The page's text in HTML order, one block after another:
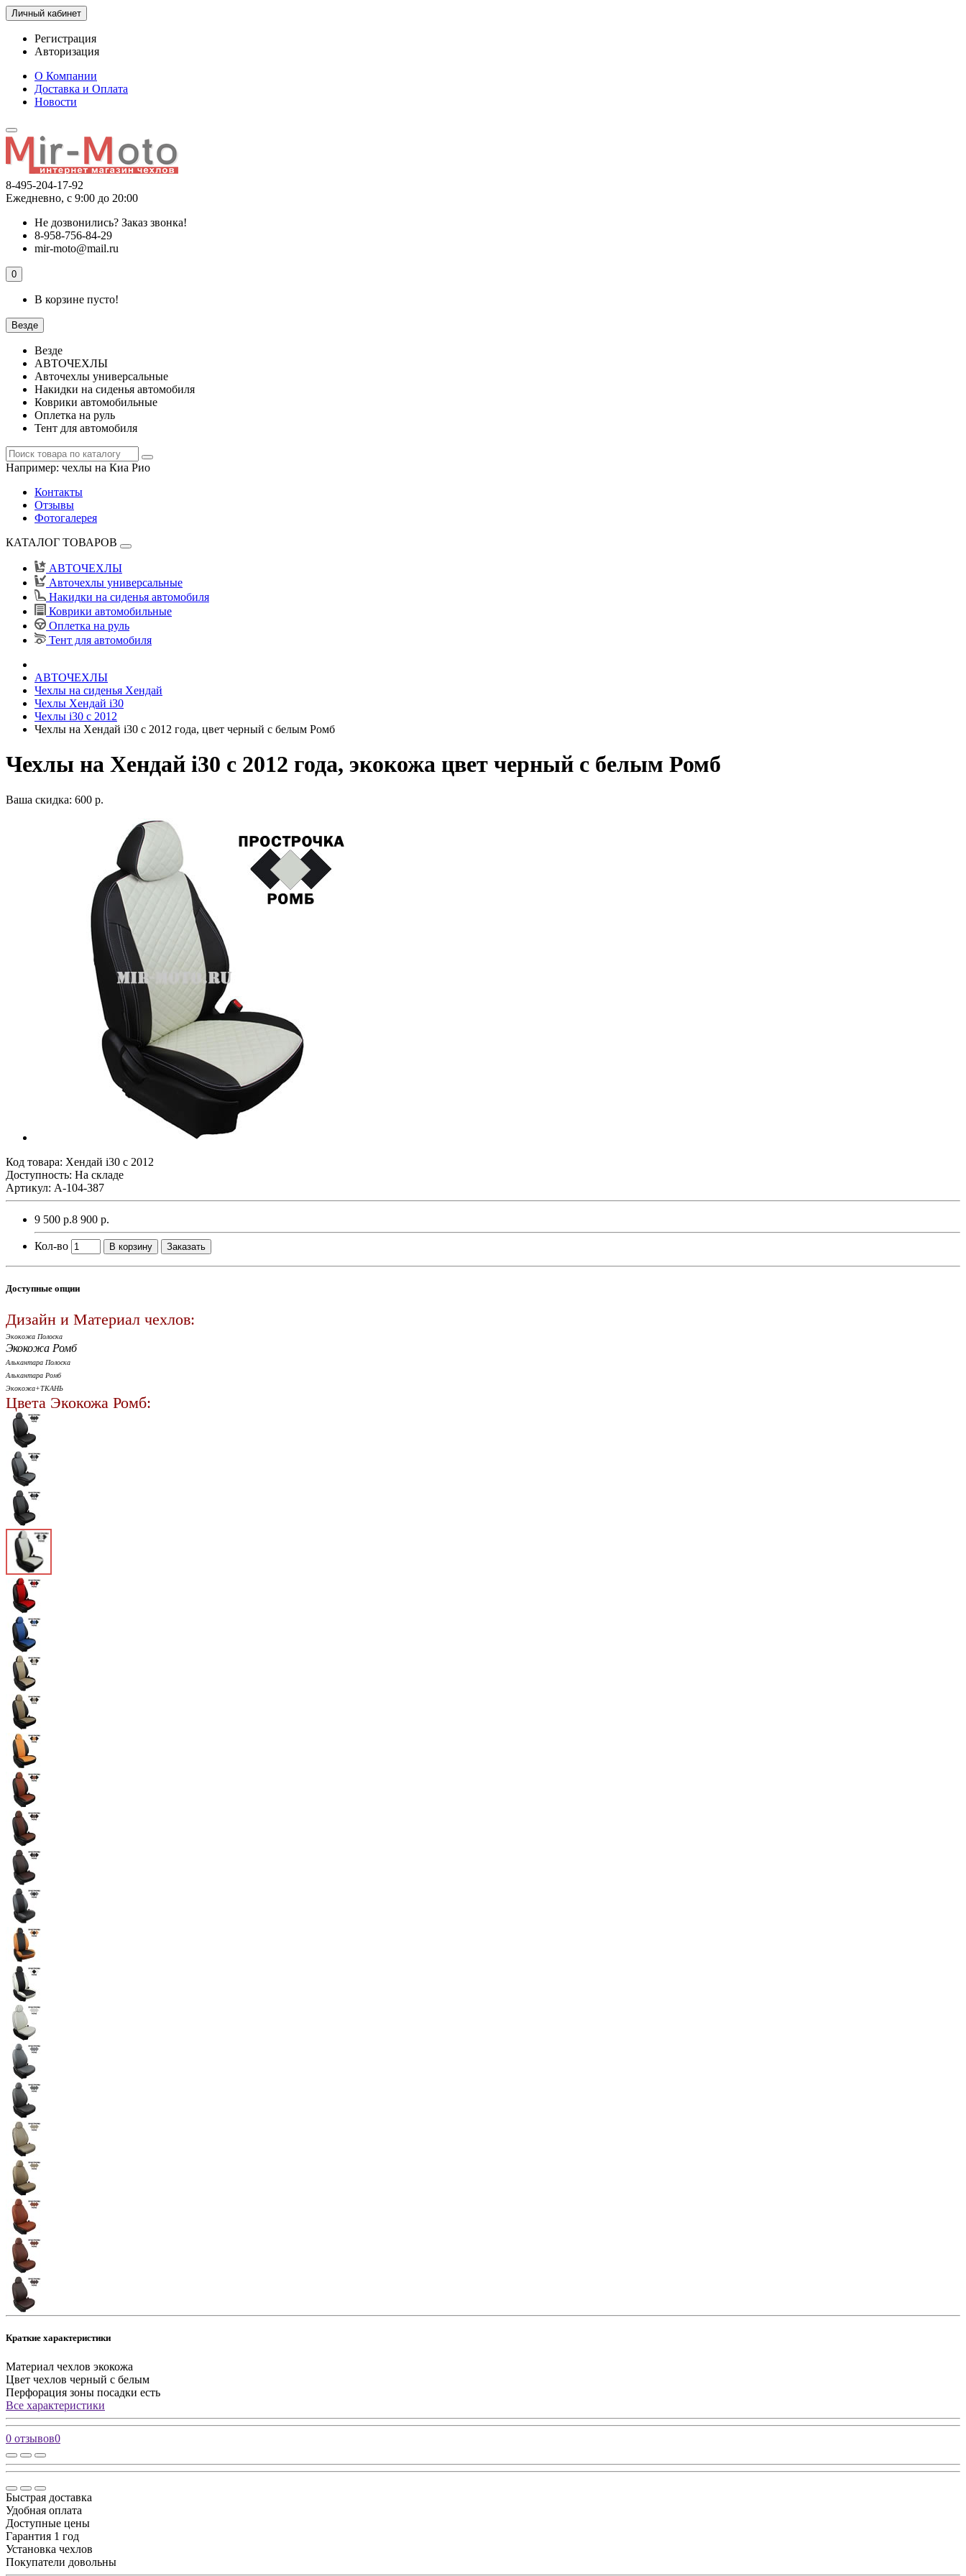
Личный кабинет
Регистрация
Авторизация
О Компании
Доставка и Оплата
Новости
8-495-204-17-92
Ежедневно, с 9:00 до 20:00
Не дозвонились? Заказ звонка!
8-958-756-84-29
mir-moto@mail.ru
0
В корзине пусто!
Везде
Везде
АВТОЧЕХЛЫ
Авточехлы универсальные
Накидки на сиденья автомобиля
Коврики автомобильные
Оплетка на руль
Тент для автомобиля
Например: чехлы на Киа Рио
Контакты
Отзывы
Фотогалерея
КАТАЛОГ ТОВАРОВ
АВТОЧЕХЛЫ
Авточехлы универсальные
Накидки на сиденья автомобиля
Коврики автомобильные
Оплетка на руль
Тент для автомобиля
АВТОЧЕХЛЫ
Чехлы на сиденья Хендай
Чехлы Хендай i30
Чехлы i30 c 2012
Чехлы на Хендай i30 с 2012 года, цвет черный с белым Ромб
Чехлы на Хендай i30 с 2012 года, экокожа цвет черный с белым Ромб
Ваша скидка: 600 р.
Код товара: Хендай i30 с 2012
Доступность: На складе
Артикул: A-104-387
9 500 р.8 900 р.
Кол-во В корзину Заказать
Доступные опции
Дизайн и Материал чехлов:
Экокожа Полоска
Экокожа Ромб
Алькантара Полоска
Алькантара Ромб
Экокожа+ТКАНЬ
Цвета Экокожа Ромб:
Краткие характеристики
Материал чехлов экокожа
Цвет чехлов черный с белым
Перфорация зоны посадки есть
Все характеристики
0 отзывов0
Быстрая доставка
Удобная оплата
Доступные цены
Гарантия 1 год
Установка чехлов
Покупатели довольны